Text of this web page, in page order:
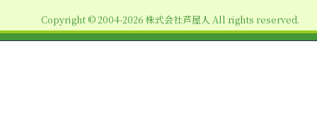
Copyright © 2004-2026 株式会社芦屋人 All rights reserved.